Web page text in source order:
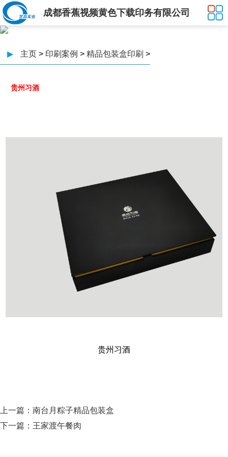
成都香蕉视频黄色下载印务有限公司
▶ 主页 > 印刷案例 > 精品包装盒印刷 >
贵州习酒
贵州习酒
上一篇： 南台月粽子精品包装盒
下一篇： 王家渡午餐肉